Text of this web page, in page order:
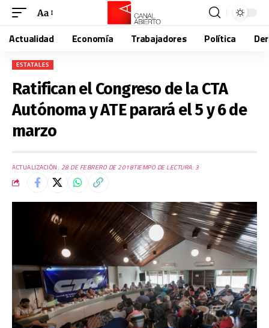
Aa
Actualidad Economía Trabajadores Política
ESTATALES
Ratifican el Congreso de la CTA
Autónoma y ATE parará el 5 y 6 de
marzo
ACTUALIZACIÓN: 28 DE FEBRERO DE 2018TIEMPO DE LECTURA: 3